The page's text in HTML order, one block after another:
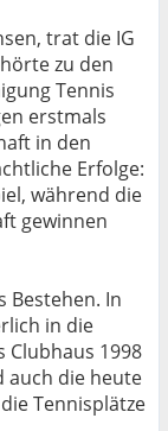
trat die IG
zu den
Tennis
erstmals
in den
Erfolge:
während die
gewinnen
Bestehen. In
in die
Clubhaus 1998
auch die heute
Tennisplätze